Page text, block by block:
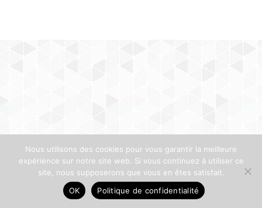
Nous utilisons des cookies pour vous garantir la meilleure
expérience sur notre site web. Si vous continuez à utiliser ce
site, nous supposerons que vous en êtes satisfait.
OK
Politique de confidentialité